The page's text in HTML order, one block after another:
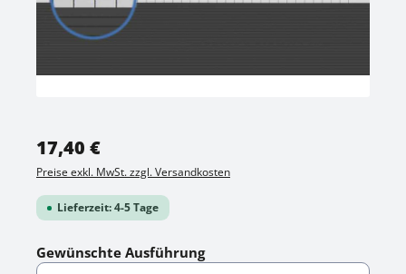
Regulärer Preis:
17,40 €
Preise exkl. MwSt. zzgl. Versandkosten
Lieferzeit: 4-5 Tage
Gewünschte Ausführungauswählen